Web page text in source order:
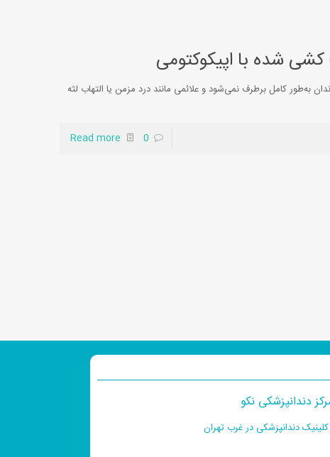
شده با اپیکوکتومی
به‌طور کامل برطرف نمی‌شود و علائمی مانند درد مزمن یا التهاب لثه
0
Read more
دندانپزشکی نکو
دندانپزشکی در غرب تهران